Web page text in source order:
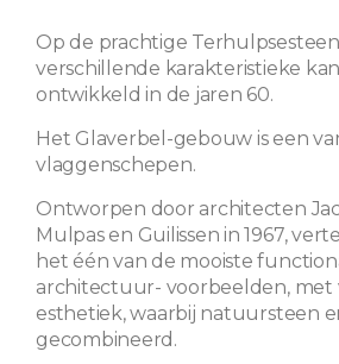
Op de prachtige
verschillende karakteristieke
ontwikkeld in de jaren 60.
Het Glaverbel-gebouw is een
vlaggenschepen.
Ontworpen door architecten
Mulpas en Guilissen in 1967,
het één van de mooiste
architectuur- voorbeelden, met
esthetiek, waarbij natuursteen
gecombineerd.